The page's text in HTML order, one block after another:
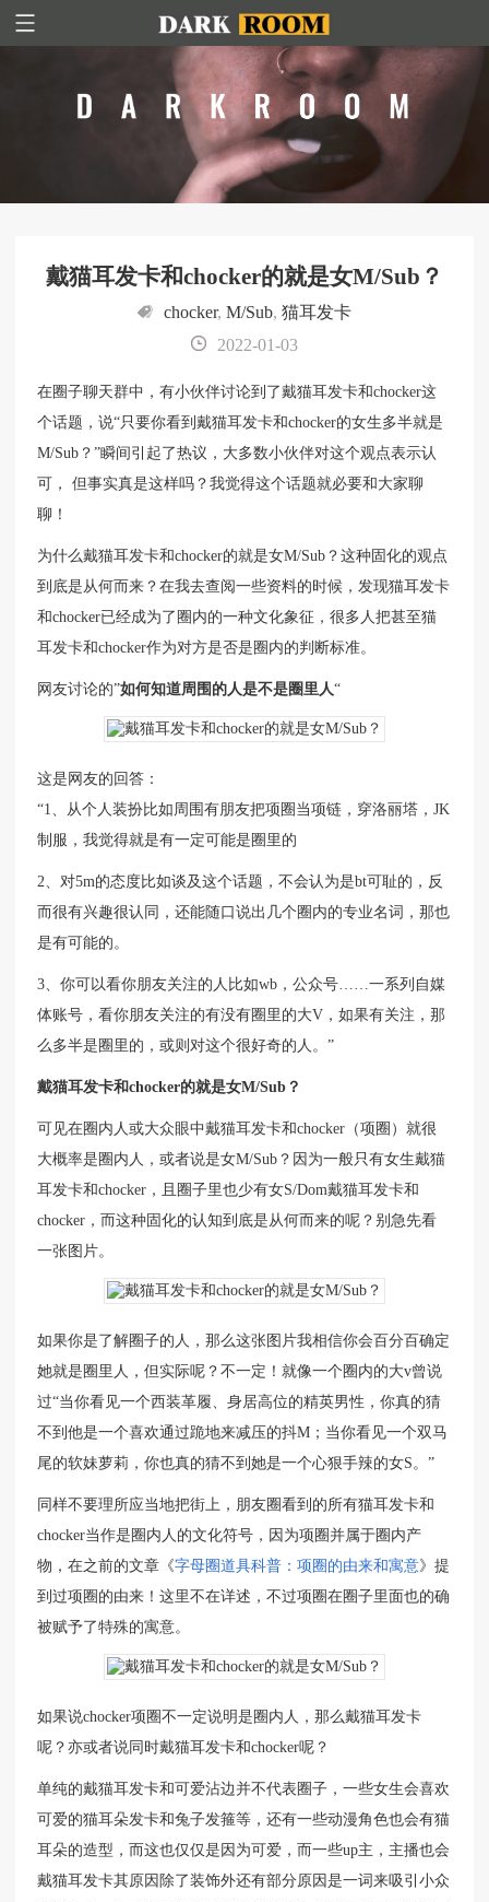
戴猫耳发卡和chocker的就是女M/Sub？
chocker, M/Sub, 猫耳发卡
2022-01-03
在圈子聊天群中，有小伙伴讨论到了戴猫耳发卡和chocker这
个话题，说“只要你看到戴猫耳发卡和chocker的女生多半就是
M/Sub？”瞬间引起了热议，大多数小伙伴对这个观点表示认
可， 但事实真是这样吗？我觉得这个话题就必要和大家聊
聊！
为什么戴猫耳发卡和chocker的就是女M/Sub？这种固化的观点
到底是从何而来？在我去查阅一些资料的时候，发现猫耳发卡
和chocker已经成为了圈内的一种文化象征，很多人把甚至猫
耳发卡和chocker作为对方是否是圈内的判断标准。
网友讨论的”如何知道周围的人是不是圈里人“
这是网友的回答：
“1、从个人装扮比如周围有朋友把项圈当项链，穿洛丽塔，JK
制服，我觉得就是有一定可能是圈里的
2、对5m的态度比如谈及这个话题，不会认为是bt可耻的，反
而很有兴趣很认同，还能随口说出几个圈内的专业名词，那也
是有可能的。
3、你可以看你朋友关注的人比如wb，公众号……一系列自媒
体账号，看你朋友关注的有没有圈里的大V，如果有关注，那
么多半是圈里的，或则对这个很好奇的人。”
戴猫耳发卡和chocker的就是女M/Sub？
可见在圈内人或大众眼中戴猫耳发卡和chocker（项圈）就很
大概率是圈内人，或者说是女M/Sub？因为一般只有女生戴猫
耳发卡和chocker，且圈子里也少有女S/Dom戴猫耳发卡和
chocker，而这种固化的认知到底是从何而来的呢？别急先看
一张图片。
如果你是了解圈子的人，那么这张图片我相信你会百分百确定
她就是圈里人，但实际呢？不一定！就像一个圈内的大v曾说
过“当你看见一个西装革履、身居高位的精英男性，你真的猜
不到他是一个喜欢通过跪地来减压的抖M；当你看见一个双马
尾的软妹萝莉，你也真的猜不到她是一个心狠手辣的女S。”
同样不要理所应当地把街上，朋友圈看到的所有猫耳发卡和
chocker当作是圈内人的文化符号，因为项圈并属于圈内产
物，在之前的文章《字母圈道具科普：项圈的由来和寓意》提
到过项圈的由来！这里不在详述，不过项圈在圈子里面也的确
被赋予了特殊的寓意。
如果说chocker项圈不一定说明是圈内人，那么戴猫耳发卡
呢？亦或者说同时戴猫耳发卡和chocker呢？
单纯的戴猫耳发卡和可爱沾边并不代表圈子，一些女生会喜欢
可爱的猫耳朵发卡和兔子发箍等，还有一些动漫角色也会有猫
耳朵的造型，而这也仅仅是因为可爱，而一些up主，主播也会
戴猫耳发卡其原因除了装饰外还有部分原因是一词来吸引小众